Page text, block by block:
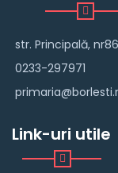
str. Principală,
0233-297971
Link-uri utile